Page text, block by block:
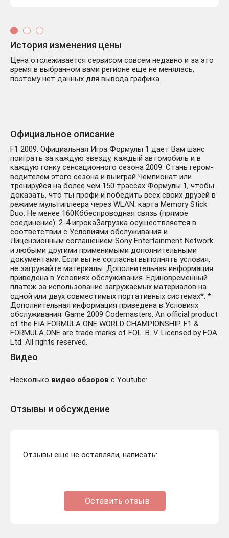
История изменения цены
Цена отслеживается сервисом совсем недавно и за это
время в выбранном вами регионе еще не менялась,
поэтому нет данных для вывода графика.
Официальное описание
F1 2009: Официальная Игра Формулы 1 дает Вам шанс
поиграть за каждую звезду, каждый автомобиль и в
каждую гонку сенсационного сезона 2009. Стань гером-
водителем этого сезона и выиграй Чемпионат или
тренируйся на более чем 150 трассах Формулы 1, чтобы
доказать, что ты профи и победить всех своих друзей в
режиме мультиплеера через WLAN. карта Memory Stick
Duo: Не менее 160Кббеспроводная связь (прямое
соединение): 2-4 игрокаЗагрузка осуществляется в
соответствии с Условиями обслуживания и
Лицензионным соглашением Sony Entertainment Network
и любыми другими применимыми дополнительными
документами. Если вы не согласны выполнять условия,
не загружайте материалы. Дополнительная информация
приведена в Условиях обслуживания. Единовременный
платеж за использование загружаемых материалов на
одной или двух совместимых портативных системах*. *
Дополнительная информация приведена в Условиях
обслуживания. Game 2009 Codemasters. An official product
of the FIA FORMULA ONE WORLD CHAMPIONSHIP. F1 &
FORMULA ONE are trade marks of FOL. B. V. Licensed by FOA
Ltd. All rights reserved.
Видео
Несколько видео обзоров с Youtube:
Отзывы и обсуждение
Отзывы еще не оставляли, написать:
Оставить отзыв